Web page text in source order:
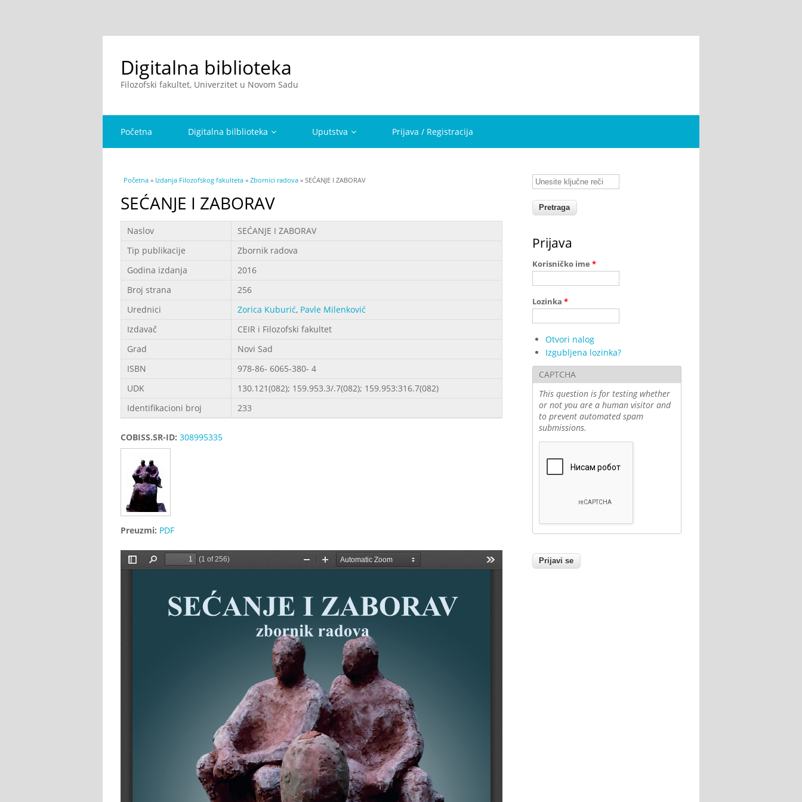
Digitalna biblioteka
Filozofski fakultet, Univerzitet u Novom Sadu
Početna Digitalna bilblioteka Uputstva Prijava / Registracija
You are here
Početna » Izdanja Filozofskog fakulteta » Zbornici radova » SEĆANJE I ZABORAV
SEĆANJE I ZABORAV
Podaci
Naslov
SEĆANJE I ZABORAV
Tip publikacije
Zbornik radova
Godina izdanja
2016
Broj strana
256
Urednici
Zorica Kuburić, Pavle Milenković
Izdavač
CEIR i Filozofski fakultet
Grad
Novi Sad
ISBN
978-86- 6065-380- 4
UDK
130.121(082); 159.953.3/.7(082); 159.953:316.7(082)
Identifikacioni broj
233
COBISS.SR-ID: 308995335
Preuzmi: PDF
Unesite ključne reči
Prijava
Korisničko ime *
Lozinka *
Otvori nalog
Izgubljena lozinka?
CAPTCHA
This question is for testing whether
or not you are a human visitor and
to prevent automated spam
submissions.